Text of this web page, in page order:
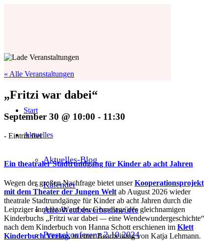
Start
Aktuelles
Aktuelles-Blog
Kalender
Alle Wettbewerbsentwürfe
Pressekonferenz 2.10.2024
« Alle Veranstaltungen
„Fritzi war dabei“
September 30 @ 10:00 - 11:30
- Eintritt frei
Ein theatraler Stadtrundgang für Kinder ab acht Jahren
Wegen der großen Nachfrage bietet unserKooperationsprojekt
mit dem Theater der Jungen Welt ab August 2026 wieder
theatrale Stadtrundgänge für Kinder ab acht Jahren durch die
Leipziger Innenstadt auf der Grundlage des gleichnamigen
Kinderbuchs „Fritzi war dabei —eine Wendewundergeschichte“
nach dem Kinderbuch von Hanna Schott erschienen im Klett
Kinderbuch Verlag,in einer Bearbeitung von Katja Lehmann.